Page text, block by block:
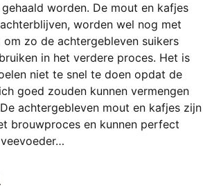
worden. De mout en kafjes
worden wel nog met
zo de achtergebleven suikers
in het verdere proces. Het is
niet te snel te doen opdat de
goed zouden kunnen vermengen
achtergebleven mout en kafjes zijn
brouwproces en kunnen perfect